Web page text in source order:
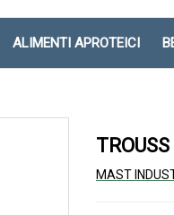
ALIMENTI APROTEICI
MAST